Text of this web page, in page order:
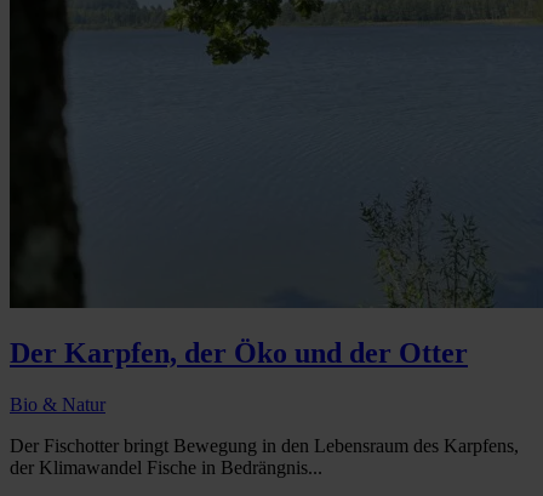
Der Karpfen, der Öko und der Otter
Bio & Natur
Der Fischotter bringt Bewegung in den Lebensraum des Karpfens,
der Klimawandel Fische in Bedrängnis...